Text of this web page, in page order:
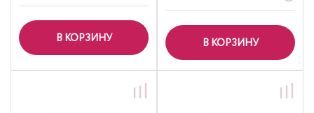
В КОРЗИНУ В КОРЗИНУ